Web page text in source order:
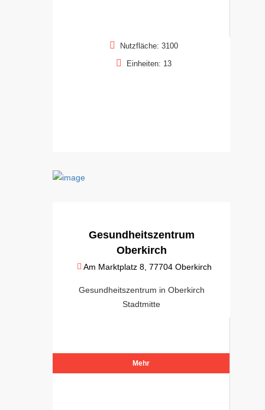
Nutzfläche: 3100
Einheiten: 13
Gesundheitszentrum
Oberkirch
Am Marktplatz 8, 77704 Oberkirch
Gesundheitszentrum in Oberkirch
Stadtmitte
Mehr